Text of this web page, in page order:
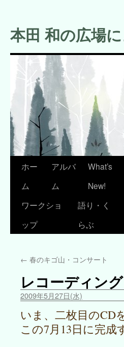
テ
ン
本田 和の広場
ホー
ム
アルバ
ム
What’s
New!
ワークショ
ップ
語り・く
らぶ
← 春のキゴ山・コンサート
レコーディング
2009年5月27日(水)
いま、二枚目のCD
この7月13日に完成